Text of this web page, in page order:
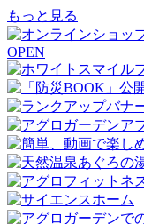
もっと見る